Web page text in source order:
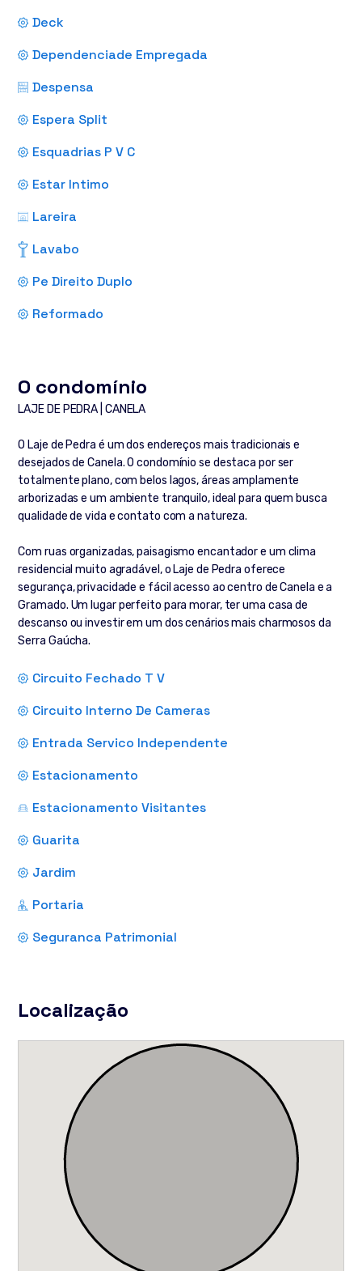
Deck
Dependenciade Empregada
Despensa
Espera Split
Esquadrias P V C
Estar Intimo
Lareira
Lavabo
Pe Direito Duplo
Reformado
O condomínio
LAJE DE PEDRA | CANELA
O Laje de Pedra é um dos endereços mais tradicionais e
desejados de Canela. O condomínio se destaca por ser
totalmente plano, com belos lagos, áreas amplamente
arborizadas e um ambiente tranquilo, ideal para quem busca
qualidade de vida e contato com a natureza.
Com ruas organizadas, paisagismo encantador e um clima
residencial muito agradável, o Laje de Pedra oferece
segurança, privacidade e fácil acesso ao centro de Canela e a
Gramado. Um lugar perfeito para morar, ter uma casa de
descanso ou investir em um dos cenários mais charmosos da
Serra Gaúcha.
Circuito Fechado T V
Circuito Interno De Cameras
Entrada Servico Independente
Estacionamento
Estacionamento Visitantes
Guarita
Jardim
Portaria
Seguranca Patrimonial
Localização